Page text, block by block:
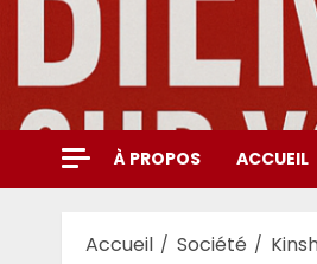
contenu
À PROPOS ACCUEIL
Accueil Société